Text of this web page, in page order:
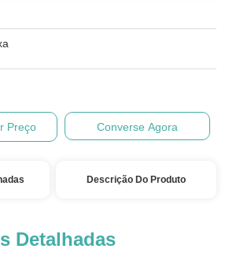
Preço Converse Agora
Descrição Do Produto
Detalhadas